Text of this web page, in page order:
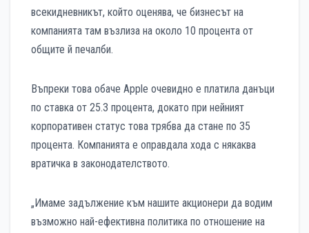
всекидневникът, който оценява, че бизнесът на
компанията там възлиза на около 10 процента от
общите й печалби.
Въпреки това обаче Apple очевидно е платила данъци
по ставка от 25.3 процента, докато при нейният
корпоративен статус това трябва да стане по 35
процента. Компанията е оправдала хода с някаква
вратичка в законодателството.
„Имаме задължение към нашите акционери да водим
възможно най-ефективна политика по отношение на